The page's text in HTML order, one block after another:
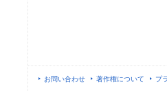
お問い合わせ 著作権について プ